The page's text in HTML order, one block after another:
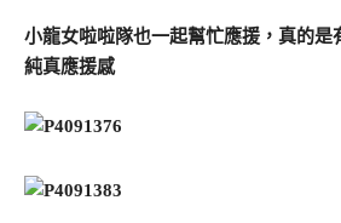
小龍女啦啦隊也一起幫忙應援，真的是
純真應援感